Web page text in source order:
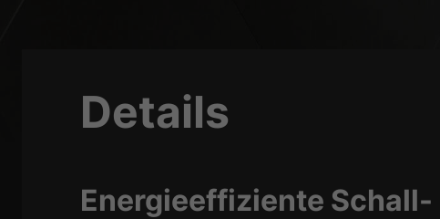
Details
Energieeffiziente